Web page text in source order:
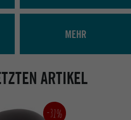
MEHR
ARTIKEL
-31%